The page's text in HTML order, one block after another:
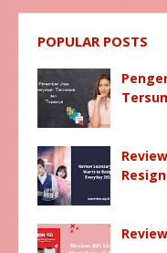
POPULAR POSTS